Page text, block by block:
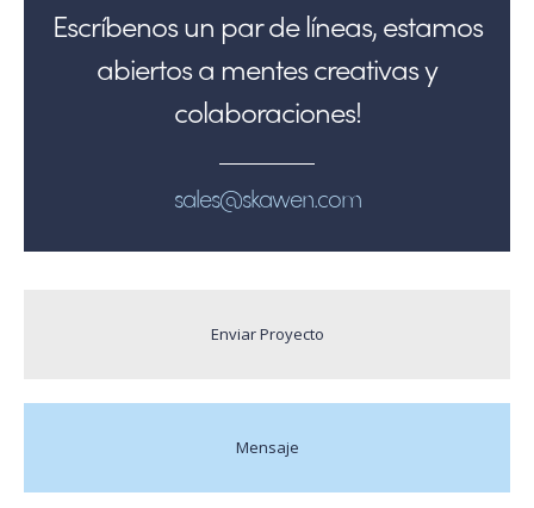
Escríbenos un par de líneas, estamos
abiertos a mentes creativas y
colaboraciones!
sales@skawen.com
Enviar Proyecto
Mensaje